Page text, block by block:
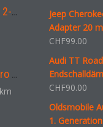
Ford Street Rod 2-Door V8 Aut. 1937
Chevrolet Camaro SS 396 LS3 Coupe Aut. 1971
Jeep
Adapter 20
CHF99.00
Audi TT
CHF90.00
Oldsmobile
1.